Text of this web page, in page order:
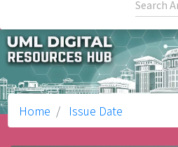
Home Issue Date